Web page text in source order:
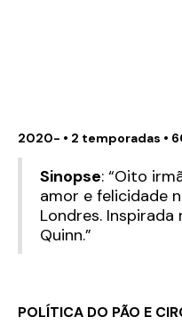
2020- • 2 temporadas •
Sinopse: “Oito
amor e felicidade
Londres.
Quinn.”
POLÍTICA DO PÃO E